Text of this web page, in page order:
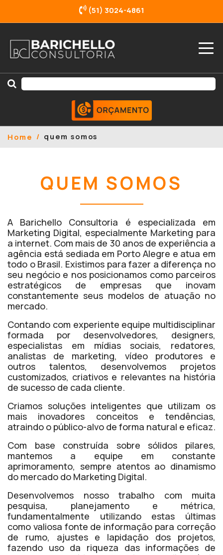
(51) 3024-4861
Home quem somos
QUEM SOMOS
A Barichello Consultoria é especializada em
Marketing Digital, especialmente Marketing para
a internet. Com mais de 30 anos de experiência a
agência está sediada em Porto Alegre e atua em
todo o Brasil. Existimos para fazer a diferença no
seu negócio e nos posicionamos como parceiros
estratégicos de empresas que inovam
constantemente seus modelos de atuação no
mercado.
Contando com experiente equipe multidisciplinar
formada por desenvolvedores, designers,
especialistas em mídias sociais, redatores,
analistas de marketing, vídeo produtores e
outros talentos, desenvolvemos projetos
customizados, criativos e relevantes na história
de sucesso de cada cliente.
Criamos soluções inteligentes que utilizam os
mais inovadores conceitos e tendências,
atraindo o público-alvo de forma natural e eficaz.
Com base construída sobre sólidos pilares,
mantemos a equipe em constante
aprimoramento, sempre atentos ao dinamismo
do mercado do Marketing Digital.
Desenvolvemos nosso trabalho com muita
pesquisa, planejamento e métrica,
fundamentalmente utilizando estas últimas
como valiosa fonte de informação para correção
de rumo, ajustes e lapidação dos projetos,
fazendo uso da riqueza das informações de